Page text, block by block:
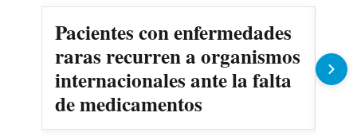
Pacientes con enfermedades
raras recurren a organismos
internacionales ante la falta
de medicamentos
en